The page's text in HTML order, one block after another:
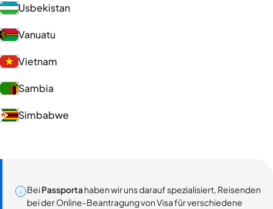
Usbekistan
Vanuatu
Vietnam
Sambia
Simbabwe
BeiPassportahaben wir uns darauf spezialisiert, Reisenden
bei der Online-Beantragung von Visa für verschiedene